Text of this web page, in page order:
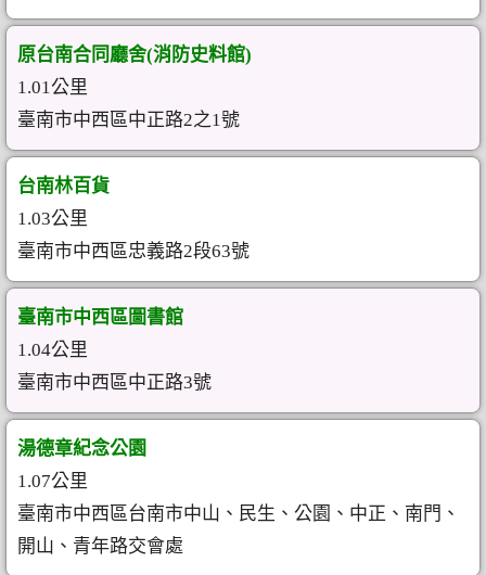
原台南合同廳舍(消防史料館)
1.01公里
臺南市中西區中正路2之1號
台南林百貨
1.03公里
臺南市中西區忠義路2段63號
臺南市中西區圖書館
1.04公里
臺南市中西區中正路3號
湯德章紀念公園
1.07公里
臺南市中西區台南市中山、民生、公園、中正、南門、
開山、青年路交會處